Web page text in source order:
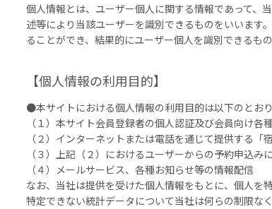
個人情報とは、ユーザー個人に関する情報であって、
述等により当該ユーザーを識別できるものをいいます
ることができ、結果的にユーザー個人を識別できるも
【個人情報の利用目的】
●本サイトにおける個人情報の利用目的は以下のとお
（１）本サイト会員登録者の個人認証及び会員向け各
（２）インターネットまたは電話を通じて提供する
（３）上記（２）におけるユーザーからの予約申込
（４）メールサービス、各種お知らせ等の情報配信
なお、当社は提供を受けた個人情報をもとに、個人を
特定できない統計データについて当社は何らの制限な